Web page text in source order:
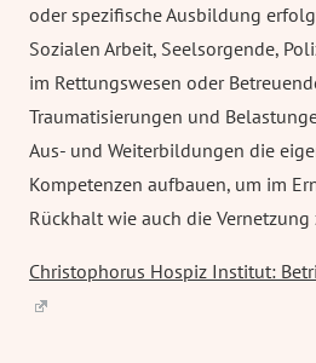
oder spezifische Ausbildung
Sozialen Arbeit, Seelsorgende,
im Rettungswesen oder
Traumatisierungen und
Aus- und Weiterbildungen die
Kompetenzen aufbauen, um im
Rückhalt wie auch die
Christophorus Hospiz Institut: